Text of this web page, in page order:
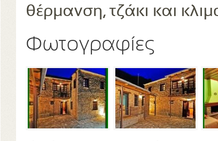
θέρμανση, τζάκι και
Φωτογραφίες